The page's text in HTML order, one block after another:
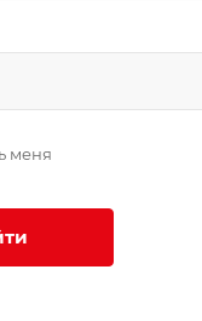
меня